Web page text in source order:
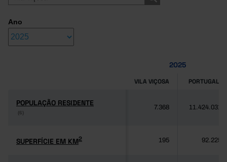
Ano
2025
VILA VIÇOSA PORTUGAL
POPULAÇÃO RESIDENTE
(6)
POPULAÇÃO RESIDENTE
(6)
7.368 11.424.031
SUPERFÍCIE EM KM2
SUPERFÍCIE EM KM2 195 92.225